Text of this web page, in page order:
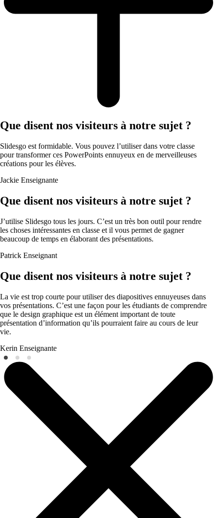
Que disent nos visiteurs à notre sujet ?
Slidesgo est formidable. Vous pouvez l’utiliser dans votre classe
pour transformer ces PowerPoints ennuyeux en de merveilleuses
créations pour les élèves.
Jackie Enseignante
Que disent nos visiteurs à notre sujet ?
J’utilise Slidesgo tous les jours. C’est un très bon outil pour rendre
les choses intéressantes en classe et il vous permet de gagner
beaucoup de temps en élaborant des présentations.
Patrick Enseignant
Que disent nos visiteurs à notre sujet ?
La vie est trop courte pour utiliser des diapositives ennuyeuses dans
vos présentations. C’est une façon pour les étudiants de comprendre
que le design graphique est un élément important de toute
présentation d’information qu’ils pourraient faire au cours de leur
vie.
Kerin Enseignante